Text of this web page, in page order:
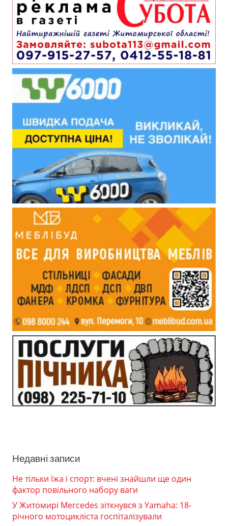
Недавні записи
Не тільки їжа і спорт: вчені знайшли ще один
фактор повільного набору ваги
У Житомирі Mercedes зіткнувся з Yamaha: 18-
річного мотоцикліста госпіталізували